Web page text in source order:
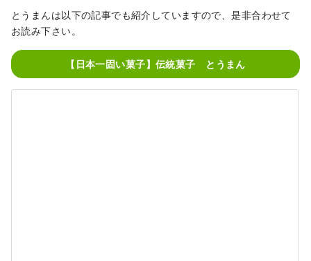
とうまんは以下の記事でも紹介していますので、是非合わせて
お読み下さい。
【日本一固い菓子】伝統菓子 とうまん